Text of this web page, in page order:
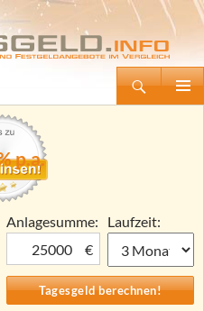
Tagesgeld.info – Tagesgeldkonten vergleichen und Tagesgeld-Zinsen berechnen
p.a.
Anlagesumme:
€
Laufzeit: